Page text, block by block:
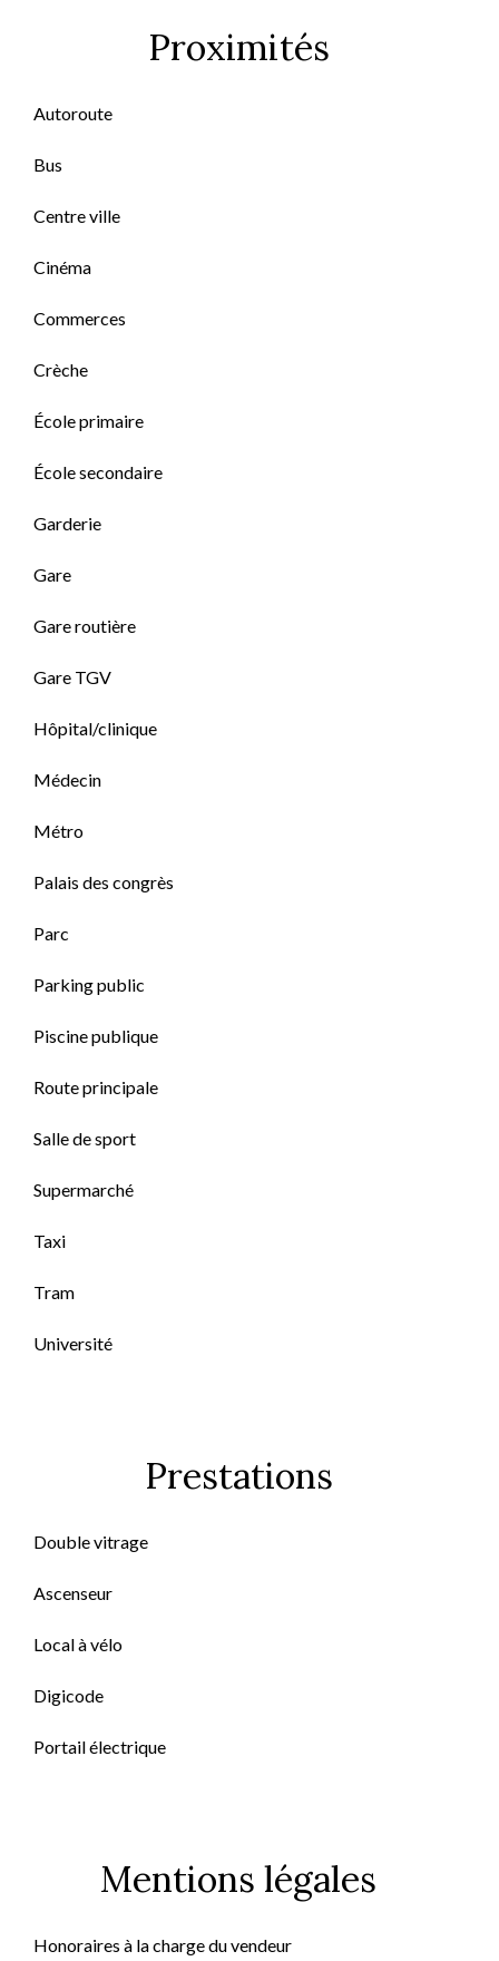
Proximités
Autoroute
Bus
Centre ville
Cinéma
Commerces
Crèche
École primaire
École secondaire
Garderie
Gare
Gare routière
Gare TGV
Hôpital/clinique
Médecin
Métro
Palais des congrès
Parc
Parking public
Piscine publique
Route principale
Salle de sport
Supermarché
Taxi
Tram
Université
Prestations
Double vitrage
Ascenseur
Local à vélo
Digicode
Portail électrique
Mentions légales
Honoraires à la charge du vendeur